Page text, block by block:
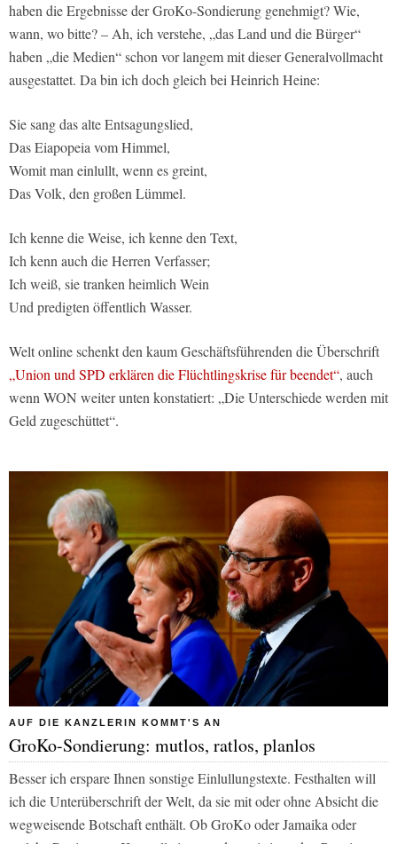
haben die Ergebnisse der GroKo-Sondierung genehmigt? Wie,
wann, wo bitte? – Ah, ich verstehe, „das Land und die Bürger“
haben „die Medien“ schon vor langem mit dieser Generalvollmacht
ausgestattet. Da bin ich doch gleich bei Heinrich Heine:
Sie sang das alte Entsagungslied,
Das Eiapopeia vom Himmel,
Womit man einlullt, wenn es greint,
Das Volk, den großen Lümmel.
Ich kenne die Weise, ich kenne den Text,
Ich kenn auch die Herren Verfasser;
Ich weiß, sie tranken heimlich Wein
Und predigten öffentlich Wasser.
Welt online schenkt den kaum Geschäftsführenden die Überschrift
„Union und SPD erklären die Flüchtlingskrise für beendet“, auch
wenn WON weiter unten konstatiert: „Die Unterschiede werden mit
Geld zugeschüttet“.
AUF DIE KANZLERIN KOMMT'S AN
GroKo-Sondierung: mutlos, ratlos, planlos
Besser ich erspare Ihnen sonstige Einlullungstexte. Festhalten will
ich die Unterüberschrift der Welt, da sie mit oder ohne Absicht die
wegweisende Botschaft enthält. Ob GroKo oder Jamaika oder